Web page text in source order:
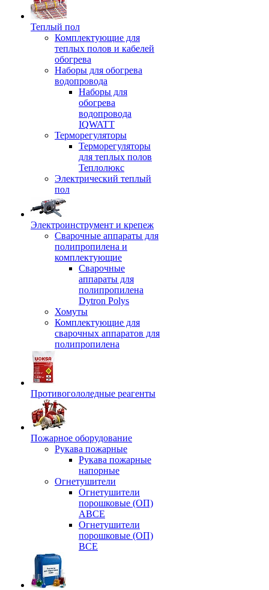
Теплый пол
Комплектующие для
теплых полов и кабелей
обогрева
Наборы для обогрева
водопровода
Наборы для
обогрева
водопровода
IQWATT
Терморегуляторы
Терморегуляторы
для теплых полов
Теплолюкс
Электрический теплый
пол
Электроинструмент и крепеж
Сварочные аппараты для
полипропилена и
комплектующие
Сварочные
аппараты для
полипропилена
Dytron Polys
Хомуты
Комплектующие для
сварочных аппаратов для
полипропилена
Противогололедные реагенты
Пожарное оборудование
Рукава пожарные
Рукава пожарные
напорные
Огнетушители
Огнетушители
порошковые (ОП)
АВСЕ
Огнетушители
порошковые (ОП)
ВСЕ